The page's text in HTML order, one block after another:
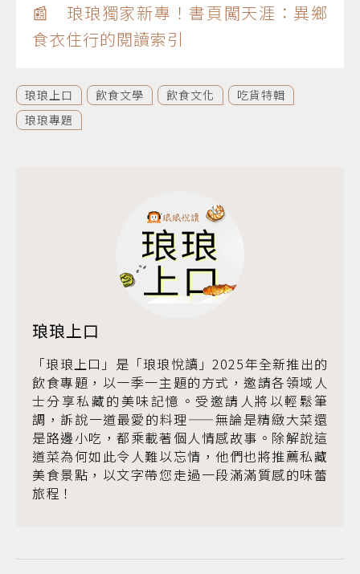
📰 琅琅獨家新專！書頁闖天涯：異鄉
食衣住行的閱讀索引
琅琅上口 飲食文學 飲食文化
吃貨特輯
琅琅專題
琅琅上口
「琅琅上口」是「琅琅悅讀」2025年全新推出的
飲食專題，以一季一主題的方式，邀請各領域人
士分享私藏的美味記憶。受邀請人將以輕鬆筆
調，訴說一道最愛的料理——無論是精緻大菜還
是路邊小吃，都乘載著個人情感故事。除解說這
道菜為何如此令人難以忘情，他們也將推薦私藏
美食景點，以文字帶您走過一段滿滿質感的味蕾
旅程！